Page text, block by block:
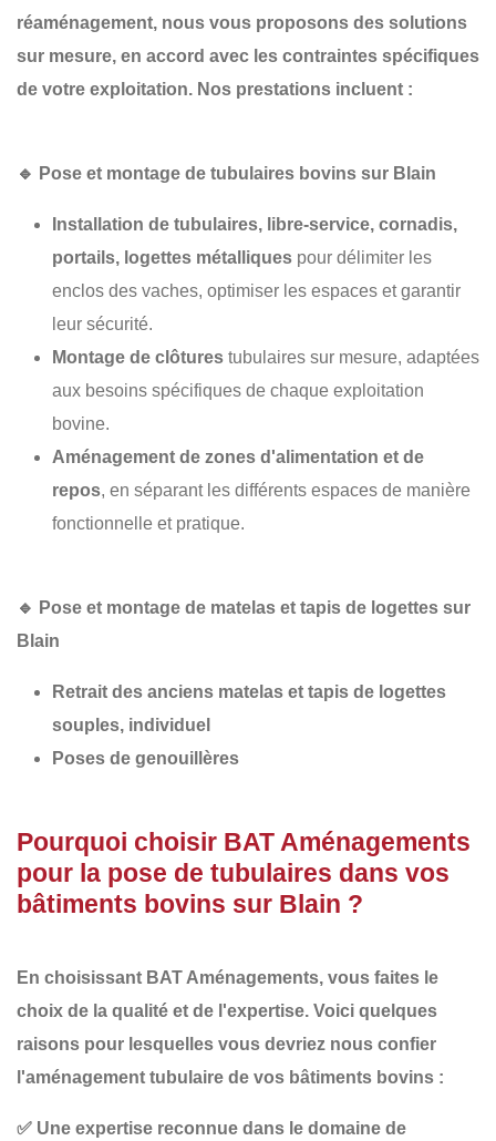
réaménagement, nous vous proposons des solutions
sur mesure, en accord avec les contraintes spécifiques
de votre exploitation. Nos prestations incluent :
🔹 Pose et montage de tubulaires bovins sur Blain
Installation de tubulaires, libre-service, cornadis,
portails, logettes métalliques pour délimiter les
enclos des vaches, optimiser les espaces et garantir
leur sécurité.
Montage de clôtures tubulaires sur mesure, adaptées
aux besoins spécifiques de chaque exploitation
bovine.
Aménagement de zones d'alimentation et de
repos, en séparant les différents espaces de manière
fonctionnelle et pratique.
🔹 Pose et montage de matelas et tapis de logettes sur
Blain
Retrait des anciens matelas et tapis de logettes
souples, individuel
Poses de genouillères
Pourquoi choisir BAT Aménagements
pour la pose de tubulaires dans vos
bâtiments bovins sur Blain ?
En choisissant BAT Aménagements, vous faites le
choix de la qualité et de l'expertise. Voici quelques
raisons pour lesquelles vous devriez nous confier
l'aménagement tubulaire de vos bâtiments bovins :
✅ Une expertise reconnue dans le domaine de